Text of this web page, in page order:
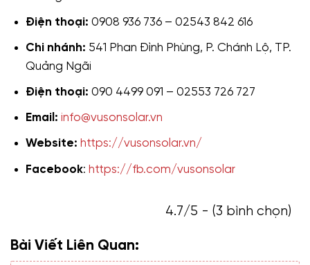
Điện thoại: 0908 936 736 – 02543 842 616
Chi nhánh: 541 Phan Đình Phùng, P. Chánh Lộ, TP.
Quảng Ngãi
Điện thoại: 090 4499 091 – 02553 726 727
Email: info@vusonsolar.vn
Website: https://vusonsolar.vn/
Facebook: https://fb.com/vusonsolar
4.7/5 - (3 bình chọn)
Bài Viết Liên Quan: